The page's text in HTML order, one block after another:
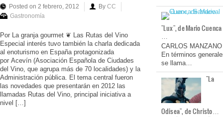
Posted on 2 febrero, 2012 By CC
Gastronomía
Por La granja gourmet ❦ Las Rutas del Vino
Especial interés tuvo también la charla dedicada
al enoturismo en España protagonizada
por Acevín (Asociación Española de Ciudades
del Vino, que agrupa más de 70 localidades) y la
Administración pública. El tema central fueron
las novedades que presentarán en 2012 las
llamadas Rutas del Vino, principal iniciativa a
nivel […]
"Lux", de Mario Cuenca
…
CARLOS MANZANO
En términos
se llama…
"La
Odisea", de Christo…